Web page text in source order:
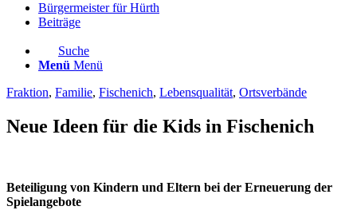
Bürgermeister für Hürth
Beiträge
Suche
Menü Menü
Fraktion, Familie, Fischenich, Lebensqualität, Ortsverbände
Neue Ideen für die Kids in Fischenich
Beteiligung von Kindern und Eltern bei der Erneuerung der
Spielangebote